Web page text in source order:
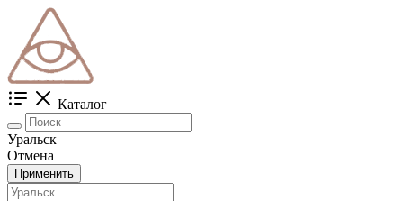
Каталог
Уральск
Отмена
Применить